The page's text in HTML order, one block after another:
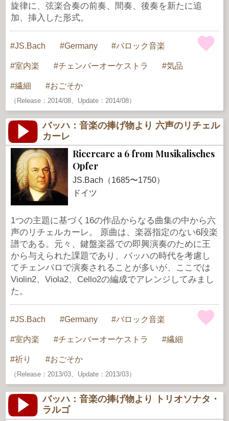
旋律に、弦楽合奏の前奏、間奏、後奏を新たに追
加、挿入した形式。
JS.Bach Germany バロック音楽
室内楽 チェンバーオーケストラ 気品
繊細 おごそか
（Release：2014/08、Update：2014/08）
バッハ：音楽の捧げ物より 六声のリチェル
カーレ
Ricercare a 6 from Musikalisches
Opfer
JS.Bach（1685〜1750）
ドイツ
1つの主題に基づく16の作品からなる曲集の中から六
声のリチェルカーレ。 原曲は、楽器指定のない6段楽
譜である。元々、鍵盤楽器での即興演奏のために王
から与えられた課題であり、バッハの時代を考慮し
てチェンバロで演奏されることが多いが、ここでは
Violin2、Viola2、Cello2の編成でアレンジしてみまし
た。
JS.Bach Germany バロック音楽
室内楽 チェンバーオーケストラ 繊細
祈り おごそか
（Release：2013/03、Update：2013/03）
バッハ：音楽の捧げ物より トリオソナタ・
ラルゴ